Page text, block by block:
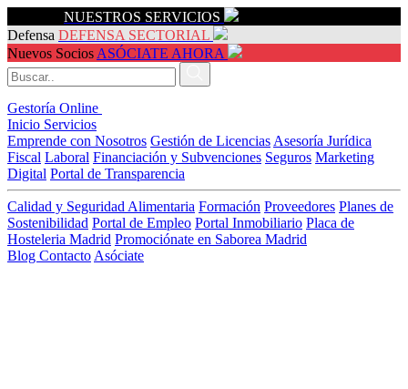
NUESTROS SERVICIOS
Defensa DEFENSA SECTORIAL
Nuevos Socios ASÓCIATE AHORA
Gestoría Online
Inicio Servicios
Emprende con Nosotros Gestión de Licencias Asesoría Jurídica
Fiscal Laboral Financiación y Subvenciones Seguros Marketing
Digital Portal de Transparencia
Calidad y Seguridad Alimentaria Formación Proveedores Planes de
Sostenibilidad Portal de Empleo Portal Inmobiliario Placa de
Hosteleria Madrid Promociónate en Saborea Madrid
Blog Contacto Asóciate